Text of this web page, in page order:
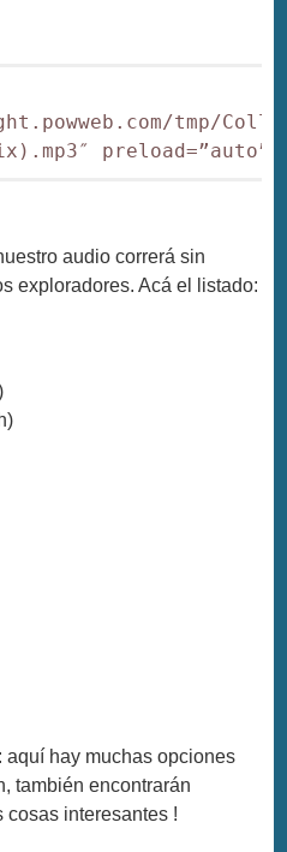
tmp/
audio correrá sin
exploradores. Acá el listado:
: aquí hay muchas opciones
también encontrarán
cosas interesantes !